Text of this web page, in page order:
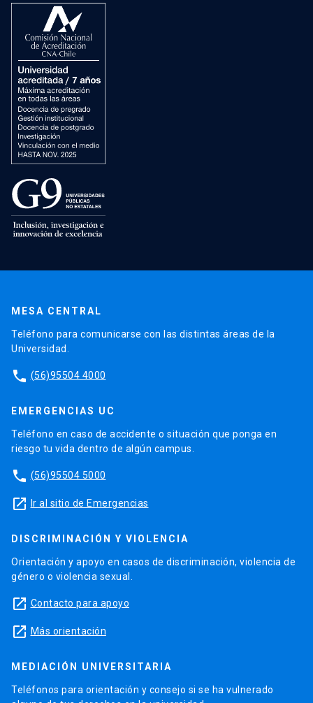
MESA CENTRAL
Teléfono para comunicarse con las distintas áreas de la
Universidad.
phone (56)95504 4000
EMERGENCIAS UC
Teléfono en caso de accidente o situación que ponga en
riesgo tu vida dentro de algún campus.
phone (56)95504 5000
launch Ir al sitio de Emergencias
DISCRIMINACIÓN Y VIOLENCIA
Orientación y apoyo en casos de discriminación, violencia de
género o violencia sexual.
launch Contacto para apoyo
launch Más orientación
MEDIACIÓN UNIVERSITARIA
Teléfonos para orientación y consejo si se ha vulnerado